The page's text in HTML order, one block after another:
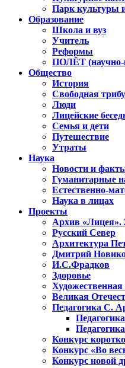
Парк культуры
Образование
Школа и вуз
Учитель
Реформы
ПОЛЁТ (научно-
Общество
История
Свободная
Люди
Лицейские
Семья и дети
Путешествие
Утраты
Наука
Новости и
Гуманитарные
Естественно-
Наука в лицах
Проекты
Архив «Лицея».
Русский Север
Архитектура
Дмитрий
И.С.Фрадков
Здоровье
Великая
Педагогика С.
Конкурс
Конкурс «Во
Конкурс новой